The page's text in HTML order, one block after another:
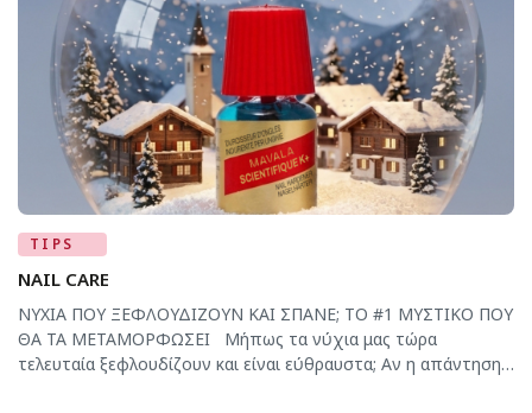
TIPS
NAIL CARE
ΝΥΧΙΑ ΠΟΥ ΞΕΦΛΟΥΔΙΖΟΥΝ ΚΑΙ ΣΠΑΝΕ; ΤΟ #1 ΜΥΣΤΙΚΟ ΠΟΥ
ΘΑ ΤΑ ΜΕΤΑΜΟΡΦΩΣΕΙ Μήπως τα νύχια μας τώρα
τελευταία ξεφλουδίζουν και είναι εύθραυστα; Αν η απάντηση